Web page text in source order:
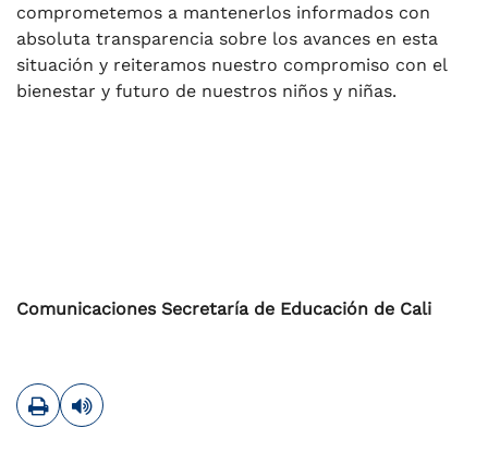
comprometemos a mantenerlos informados con
absoluta transparencia sobre los avances en esta
situación y reiteramos nuestro compromiso con el
bienestar y futuro de nuestros niños y niñas.
Comunicaciones Secretaría de Educación de Cali
ImprimirLeer contenido